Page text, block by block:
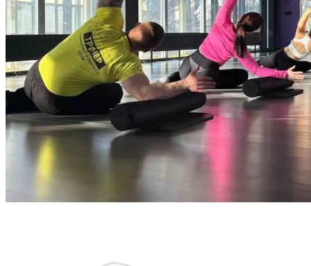
тренировки 55 минут.